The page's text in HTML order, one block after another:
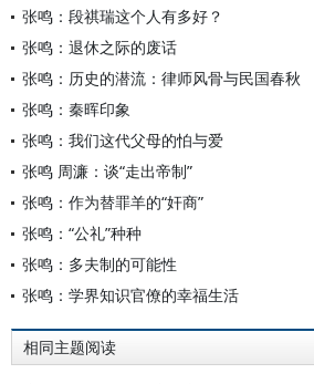
张鸣：段祺瑞这个人有多好？
张鸣：退休之际的废话
张鸣：历史的潜流：律师风骨与民国春秋
张鸣：秦晖印象
张鸣：我们这代父母的怕与爱
张鸣 周濂：谈“走出帝制”
张鸣：作为替罪羊的“奸商”
张鸣：“公礼”种种
张鸣：多夫制的可能性
张鸣：学界知识官僚的幸福生活
相同主题阅读